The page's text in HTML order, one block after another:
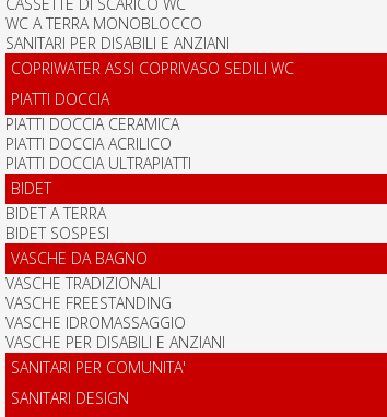
WC A TERRA MONOBLOCCO
SANITARI PER DISABILI E ANZIANI
COPRIWATER ASSI COPRIVASO SEDILI WC
PIATTI DOCCIA
PIATTI DOCCIA CERAMICA
PIATTI DOCCIA ACRILICO
PIATTI DOCCIA ULTRAPIATTI
BIDET
BIDET A TERRA
BIDET SOSPESI
VASCHE DA BAGNO
VASCHE TRADIZIONALI
VASCHE FREESTANDING
VASCHE IDROMASSAGGIO
VASCHE PER DISABILI E ANZIANI
SANITARI PER COMUNITA'
SANITARI DESIGN